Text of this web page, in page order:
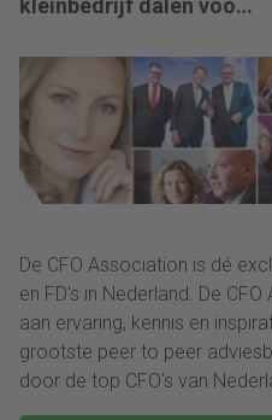
kleinbedrijf dalen voor
De CFO Association is dé
en FD's in Nederland. De
aan ervaring, kennis en
grootste peer to peer
door de top CFO's van